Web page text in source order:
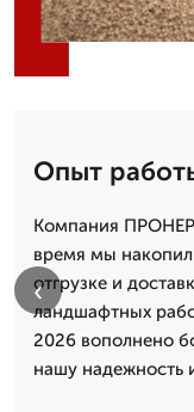
Опыт
Компания
время мы
отгрузке и
ландшафтных
2026 вополнено
нашу надежность
‹